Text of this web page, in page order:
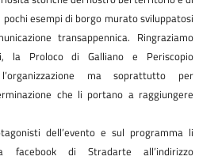
pochi esempi di borgo murato sviluppatosi
transappennica. Ringraziamo
la Proloco di Galliano e Periscopio
ma soprattutto per
che li portano a raggiungere
dell’evento e sul programma li
facebook di Stradarte all’indirizzo